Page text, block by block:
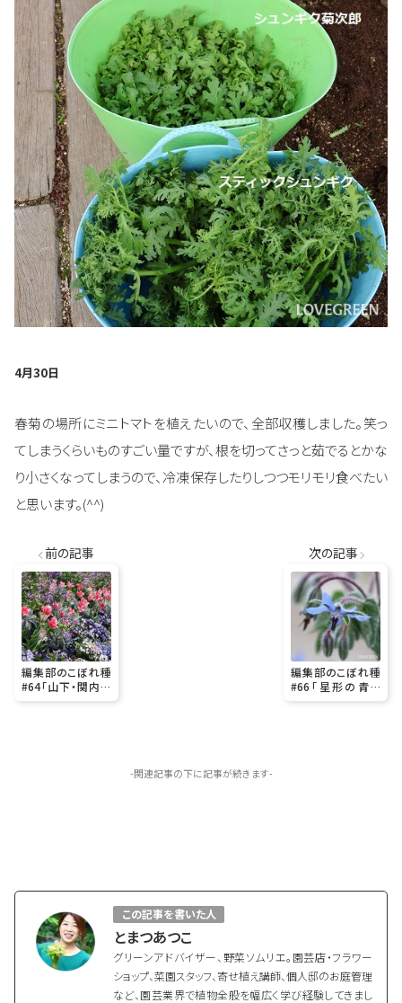
4月30日
春菊の場所にミニトマトを植えたいので、全部収穫しました。笑っ
てしまうくらいものすごい量ですが、根を切ってさっと茹でるとかな
り小さくなってしまうので、冷凍保存したりしつつモリモリ食べたい
と思います。(^^)
前の記事
編集部のこぼれ種
#64「山下・関内～
元町・山手エリアの
次の記事
編集部のこぼれ種
#66「星形の青い
花・ボリジが可愛く
-関連記事の下に記事が続きます-
この記事を書いた人
とまつあつこ
グリーンアドバイザー、野菜ソムリエ。園芸店・フラワー
ショップ、菜園スタッフ、寄せ植え講師、個人邸のお庭管理
など、園芸業界で植物全般を幅広く学び経験してきまし